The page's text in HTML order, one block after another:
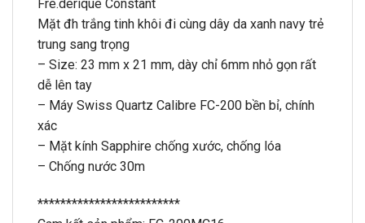
Fre.derique Constant
Mặt đh trắng tinh khôi đi cùng dây da xanh navy trẻ
trung sang trọng
– Size: 23 mm x 21 mm, dày chỉ 6mm nhỏ gọn rất
dễ lên tay
– Máy Swiss Quartz Calibre FC-200 bền bỉ, chính
xác
– Mặt kính Sapphire chống xước, chống lóa
– Chống nước 30m
*************************